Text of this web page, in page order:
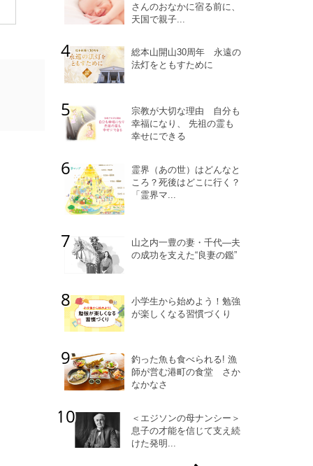
さんのおなかに宿る前に、
天国で親子...
総本山開山30周年 永遠の
法灯をともすために
宗教が大切な理由 自分も
幸福になり、 先祖の霊も
幸せにできる
霊界（あの世）はどんなと
ころ？死後はどこに行く？
「霊界マ...
山之内一豊の妻・千代―夫
の成功を支えた“良妻の鑑”
小学生から始めよう！勉強
が楽しくなる習慣づくり
釣った魚も食べられる! 漁
師が営む港町の食堂 さか
なかなさ
＜エジソンの母ナンシー＞
息子の才能を信じて支え続
けた発明...